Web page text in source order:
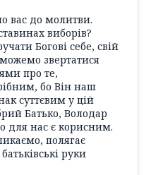
вас до молитви.
виборів?
Богові себе, свій
звертатися
про те,
бо Він наш
суттєвим у цій
Батько, Володар
для нас є корисним.
полягає
руки